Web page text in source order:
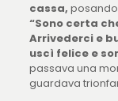
cassa,
“Sono certa
Arrivederci e
uscì felice e
passava una
guardava